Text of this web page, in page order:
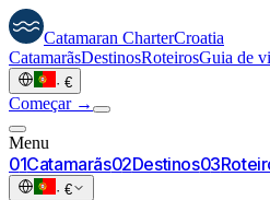
Catamaran CharterCroatia
CatamarãsDestinosRoteirosGuia de
· €
Começar →
Menu
01Catamarãs02Destinos03
· €